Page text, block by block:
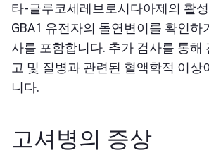
타-글루코세레브로시다아제의 활
GBA1 유전자의 돌연변이를 확인하
사를 포함합니다. 추가 검사를 통해
고 및 질병과 관련된 혈액학적 이상
니다.
고셔병의 증상